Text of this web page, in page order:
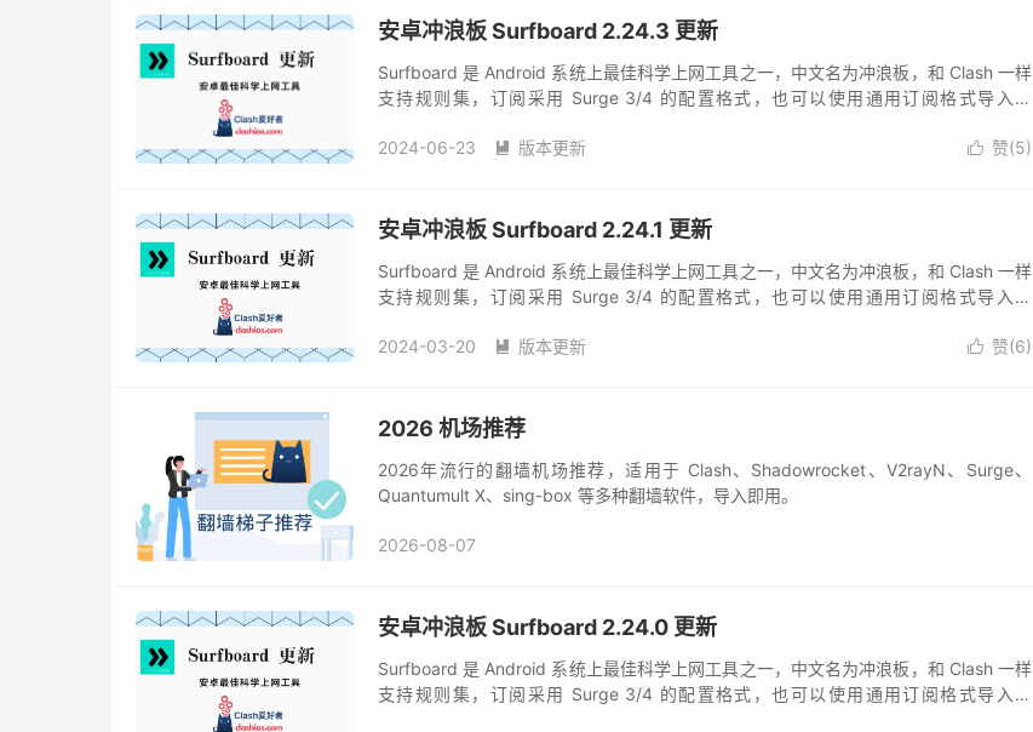
安卓冲浪板 Surfboard 2.24.3 更新
Surfboard 是 Android 系统上最佳科学上网工具之一，中文名为冲浪板，和 Clash 一样
支持规则集，订阅采用 Surge 3/4 的配置格式，也可以使用通用订阅格式导入。
 赞(5)
2024-06-23  版本更新
安卓冲浪板 Surfboard 2.24.1 更新
Surfboard 是 Android 系统上最佳科学上网工具之一，中文名为冲浪板，和 Clash 一样
支持规则集，订阅采用 Surge 3/4 的配置格式，也可以使用通用订阅格式导入。
 赞(6)
2024-03-20  版本更新
2026 机场推荐
2026年流行的翻墙机场推荐，适用于 Clash、Shadowrocket、V2rayN、Surge、
Quantumult X、sing-box 等多种翻墙软件，导入即用。
2026-08-07
安卓冲浪板 Surfboard 2.24.0 更新
Surfboard 是 Android 系统上最佳科学上网工具之一，中文名为冲浪板，和 Clash 一样
支持规则集，订阅采用 Surge 3/4 的配置格式，也可以使用通用订阅格式导入。